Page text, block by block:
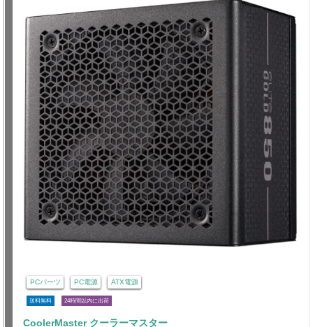
PCパーツ PC電源 ATX電源
送料無料 24時間以内に出荷
CoolerMaster クーラーマスター